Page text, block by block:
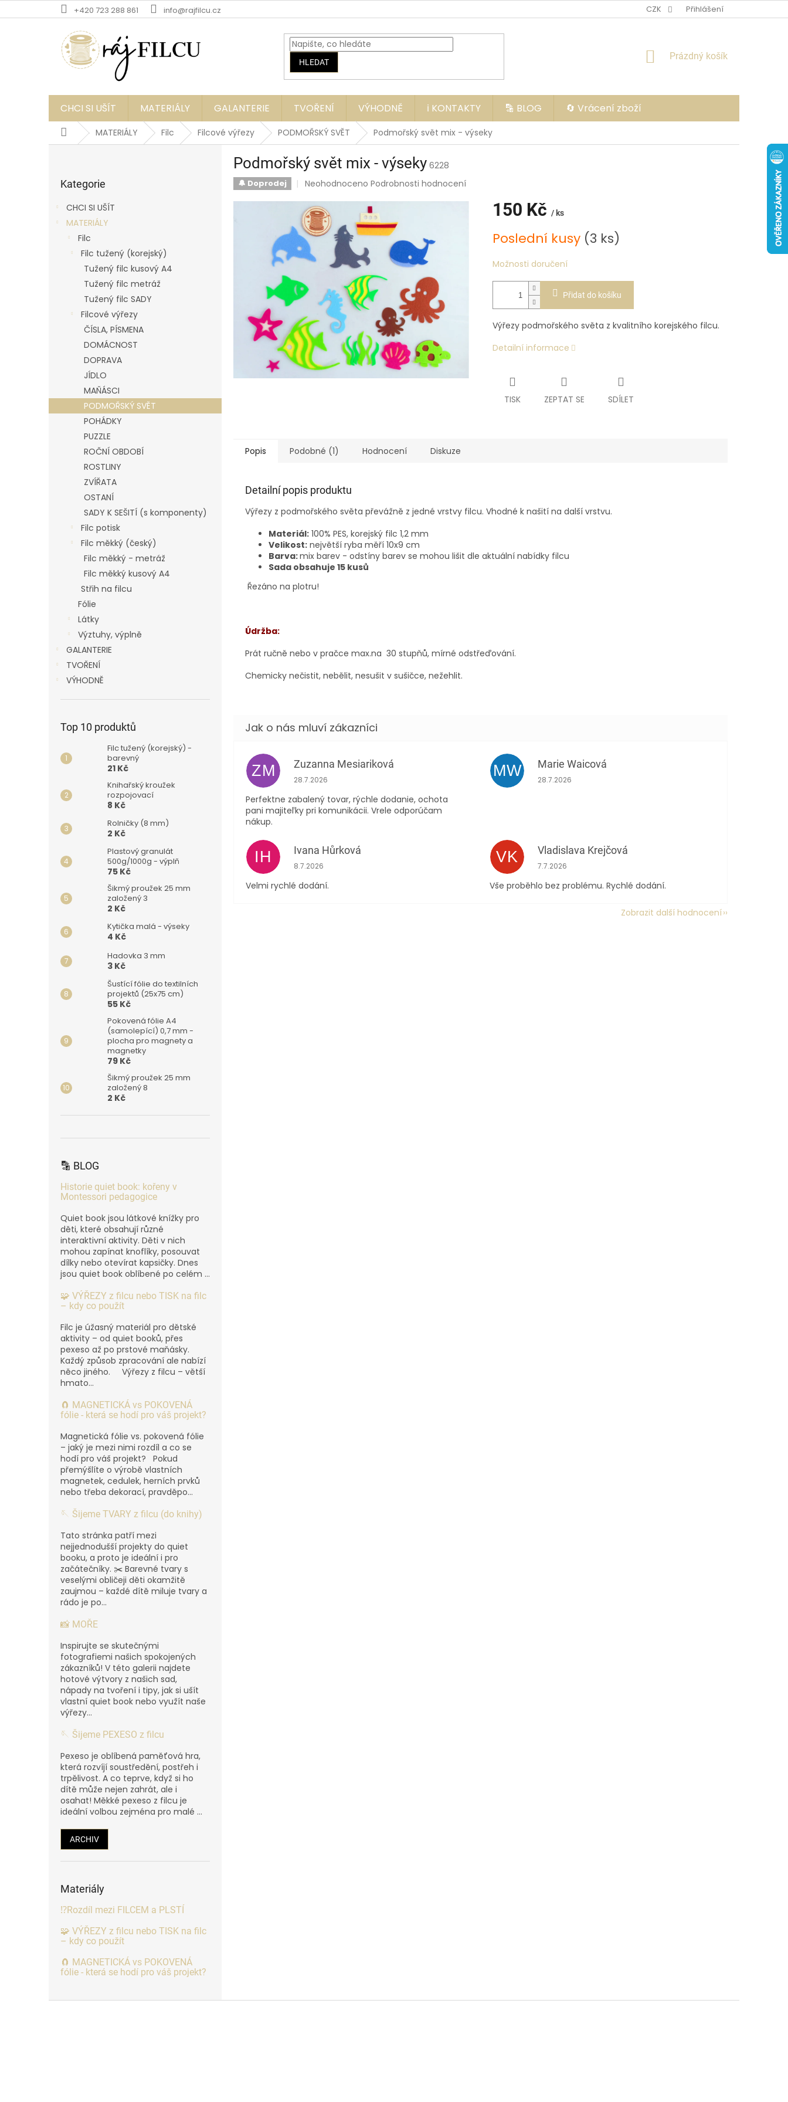
na
+420 723 288 861 info@rajfilcu.cz CZK Přihlášení
HLEDAT
NÁKUPNÍ
Prázdný košík
CHCI SI UŠÍT MATERIÁLY GALANTERIE TVOŘENÍ VÝHODNĚ ℹ️ KONTAKTY 🔡 BLOG 🔄 Vrácení zboží
DomůMATERIÁLY Filc Filcové výřezy PODMOŘSKÝ SVĚT Podmořský svět mix - výseky
kategorie
Kategorie
CHCI SI UŠÍT
MATERIÁLY
Filc
Filc tužený (korejský)
Tužený filc kusový A4
Tužený filc metráž
Tužený filc SADY
Filcové výřezy
ČÍSLA, PÍSMENA
DOMÁCNOST
DOPRAVA
JÍDLO
MAŇÁSCI
PODMOŘSKÝ SVĚT
POHÁDKY
PUZZLE
ROČNÍ OBDOBÍ
ROSTLINY
ZVÍŘATA
OSTANÍ
SADY K SEŠITÍ (s komponenty)
Filc potisk
Filc měkký (český)
Filc měkký - metráž
Filc měkký kusový A4
Střih na filcu
Fólie
Látky
Výztuhy, výplně
GALANTERIE
TVOŘENÍ
VÝHODNĚ
Top 10 produktů
Filc tužený (korejský) -
barevný
21 Kč
Knihařský kroužek
rozpojovací
8 Kč
Rolničky (8 mm)
2 Kč
Plastový granulát
500g/1000g - výplň
75 Kč
Šikmý proužek 25 mm
založený 3
2 Kč
Kytička malá - výseky
4 Kč
Hadovka 3 mm
3 Kč
Šustící fólie do textilních
projektů (25x75 cm)
55 Kč
Pokovená fólie A4
(samolepící) 0,7 mm -
plocha pro magnety a
magnetky
79 Kč
Šikmý proužek 25 mm
založený 8
2 Kč
🔡 BLOG
Historie quiet book: kořeny v
Montessori pedagogice
Quiet book jsou látkové knížky pro
děti, které obsahují různé
interaktivní aktivity. Děti v nich
mohou zapínat knoflíky, posouvat
dílky nebo otevírat kapsičky. Dnes
jsou quiet book oblíbené po celém ...
🧩 VÝŘEZY z filcu nebo TISK na filc
– kdy co použít
Filc je úžasný materiál pro dětské
aktivity – od quiet booků, přes
pexeso až po prstové maňásky.
Každý způsob zpracování ale nabízí
něco jiného. Výřezy z filcu – větší
hmato...
🧲 MAGNETICKÁ vs POKOVENÁ
fólie - která se hodí pro váš projekt?
Magnetická fólie vs. pokovená fólie
– jaký je mezi nimi rozdíl a co se
hodí pro váš projekt? Pokud
přemýšlíte o výrobě vlastních
magnetek, cedulek, herních prvků
nebo třeba dekorací, pravděpo...
🪡 Šijeme TVARY z filcu (do knihy)
Tato stránka patří mezi
nejjednodušší projekty do quiet
booku, a proto je ideální i pro
začátečníky. ✂️ Barevné tvary s
veselými obličeji děti okamžitě
zaujmou – každé dítě miluje tvary a
rádo je po...
📸 MOŘE
Inspirujte se skutečnými
fotografiemi našich spokojených
zákazníků! V této galerii najdete
hotové výtvory z našich sad,
nápady na tvoření i tipy, jak si ušít
vlastní quiet book nebo využít naše
výřezy...
🪡 Šijeme PEXESO z filcu
Pexeso je oblíbená paměťová hra,
která rozvíjí soustředění, postřeh i
trpělivost. A co teprve, když si ho
dítě může nejen zahrát, ale i
osahat! Měkké pexeso z filcu je
ideální volbou zejména pro malé ...
ARCHIV
Materiály
⁉️Rozdíl mezi FILCEM a PLSTÍ
🧩 VÝŘEZY z filcu nebo TISK na filc
– kdy co použít
🧲 MAGNETICKÁ vs POKOVENÁ
fólie - která se hodí pro váš projekt?
Podmořský svět mix - výseky 6228
🔔 Doprodej
Průměrné
produktu
je
0,0
z
5
hvězdiček.
Neohodnoceno Podrobnosti hodnocení
150 Kč / ks
cena:
Poslední kusy (3 ks)
Možnosti doručení
Přidat do košíku
Výřezy podmořského světa z kvalitního korejského filcu.
Detailní informace
TISK ZEPTAT SE SDÍLET
Popis Podobné (1) Hodnocení Diskuze
Detailní popis produktu
Výřezy z podmořského světa převážně z jedné vrstvy filcu. Vhodné k našití na další vrstvu.
Materiál: 100% PES, korejský filc 1,2 mm
Velikost: největší ryba měří 10x9 cm
Barva:mix barev - odstíny barev se mohou lišit dle aktuální nabídky filcu
Sada obsahuje 15 kusů
Řezáno na plotru!
Údržba:
Prát ručně nebo v pračce max.na 30 stupňů, mírné odstřeďování.
Chemicky nečistit, nebělit, nesušit v sušičce, nežehlit.
ZM Zuzanna Mesiariková
Hodnocení obchodu je 5 z 5 hvězdiček.
28.7.2026
Perfektne zabalený tovar, rýchle dodanie, ochota
pani majiteľky pri komunikácii. Vrele odporúčam
nákup.
MW Marie Waicová
Hodnocení obchodu je 5 z 5 hvězdiček.
28.7.2026
IH Ivana Hůrková
Hodnocení obchodu je 5 z 5 hvězdiček.
8.7.2026
Velmi rychlé dodání.
VK Vladislava Krejčová
Hodnocení obchodu je 5 z 5 hvězdiček.
7.7.2026
Vše proběhlo bez problému. Rychlé dodání.
Zobrazit další hodnocení